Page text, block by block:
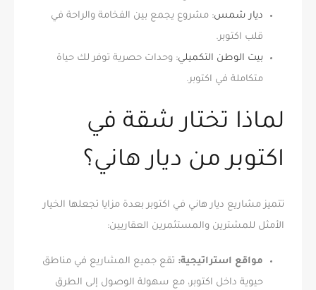
ديار شمس: مشروع يجمع بين الفخامة والراحة في
قلب اكتوبر.
بيت الوطن التكميلي: وحدات حصرية توفر لك حياة
متكاملة في اكتوبر.
لماذا تختار شقة في
اكتوبر من ديار هاني؟
تتميز مشاريع ديار هاني في اكتوبر بعدة مزايا تجعلها الخيار
الأمثل للمشترين والمستثمرين العقاريين:
مواقع استراتيجية: تقع جميع المشاريع في مناطق
حيوية داخل اكتوبر، مع سهولة الوصول إلى الطرق